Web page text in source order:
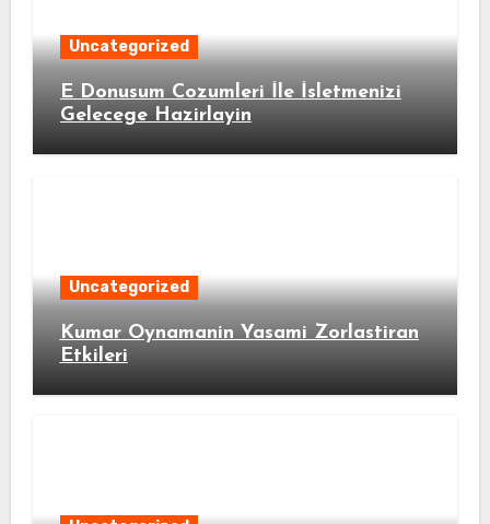
Uncategorized
E Donusum Cozumleri İle İsletmenizi
Gelecege Hazirlayin
Uncategorized
Kumar Oynamanin Yasami Zorlastiran
Etkileri